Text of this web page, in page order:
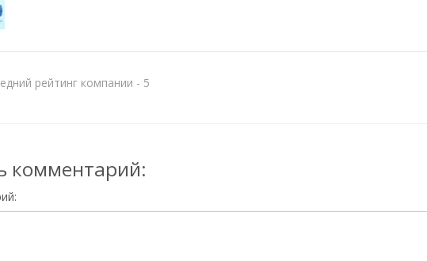
рейтинг компании - 5
комментарий: